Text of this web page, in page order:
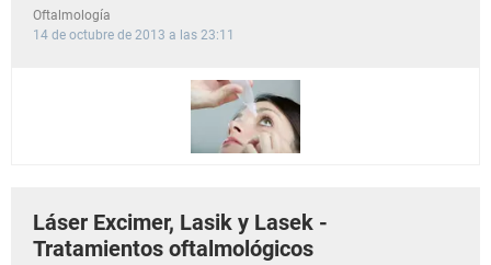
Oftalmología
14 de octubre de 2013 a las 23:11
Láser Excimer, Lasik y Lasek -
Tratamientos oftalmológicos